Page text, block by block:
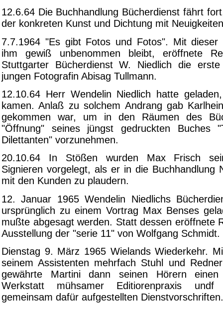
12.6.64 Die Buchhandlung Bücherdienst fährt
der konkreten Kunst und Dichtung mit
7.7.1964 "Es gibt Fotos und Fotos". Mit dieser
ihm gewiß unbenommen bleibt, eröffnete
Stuttgarter Bücherdienst W. Niedlich die
jungen Fotografin Abisag Tullmann.
12.10.64 Herr Wendelin Niedlich hatte
kamen. Anlaß zu solchem Andrang gab
gekommen war, um in den Räumen des
"Öffnung" seines jüngst gedruckten Buches
Dilettanten" vorzunehmen.
20.10.64 In Stößen wurden Max Frisch
Signieren vorgelegt, als er in die Buchhandlung
mit den Kunden zu plaudern.
12. Januar 1965 Wendelin Niedlichs
ursprünglich zu einem Vortrag Max Benses
mußte abgesagt werden. Statt dessen eröffnete
Ausstellung der "serie 11" von Wolfgang Schmidt.
Dienstag 9. März 1965 Wielands Wiederkehr.
seinem Assistenten mehrfach Stuhl und
gewährte Martini dann seinen Hörern
Werkstatt mühsamer Editiorenpraxis
gemeinsam dafür aufgestellten Dienstvorschriften.